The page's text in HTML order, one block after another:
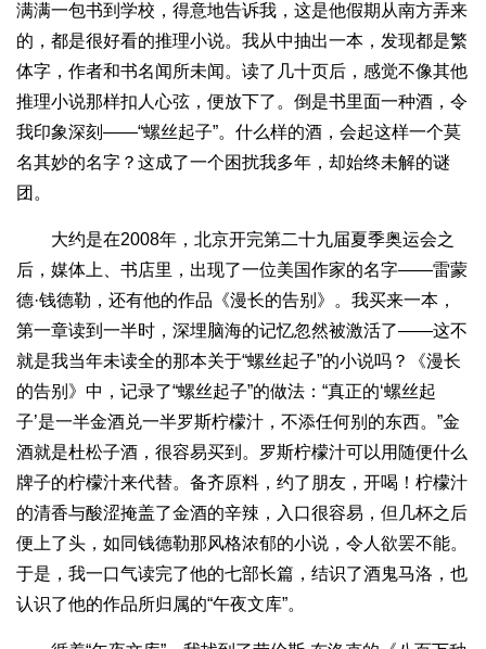
满满一包书到学校，得意地告诉我，这是他假期从南方弄来
的，都是很好看的推理小说。我从中抽出一本，发现都是繁
体字，作者和书名闻所未闻。读了几十页后，感觉不像其他
推理小说那样扣人心弦，便放下了。倒是书里面一种酒，令
我印象深刻——“螺丝起子”。什么样的酒，会起这样一个莫
名其妙的名字？这成了一个困扰我多年，却始终未解的谜
团。
大约是在2008年，北京开完第二十九届夏季奥运会之
后，媒体上、书店里，出现了一位美国作家的名字——雷蒙
德·钱德勒，还有他的作品《漫长的告别》。我买来一本，
第一章读到一半时，深埋脑海的记忆忽然被激活了——这不
就是我当年未读全的那本关于“螺丝起子”的小说吗？《漫长
的告别》中，记录了“螺丝起子”的做法：“真正的‘螺丝起
子’是一半金酒兑一半罗斯柠檬汁，不添任何别的东西。”金
酒就是杜松子酒，很容易买到。罗斯柠檬汁可以用随便什么
牌子的柠檬汁来代替。备齐原料，约了朋友，开喝！柠檬汁
的清香与酸涩掩盖了金酒的辛辣，入口很容易，但几杯之后
便上了头，如同钱德勒那风格浓郁的小说，令人欲罢不能。
于是，我一口气读完了他的七部长篇，结识了酒鬼马洛，也
认识了他的作品所归属的“午夜文库”。